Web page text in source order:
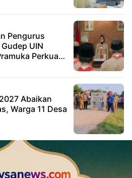
Pengurus
UIN
Perkuat
Abaikan
Warga 11 Desa